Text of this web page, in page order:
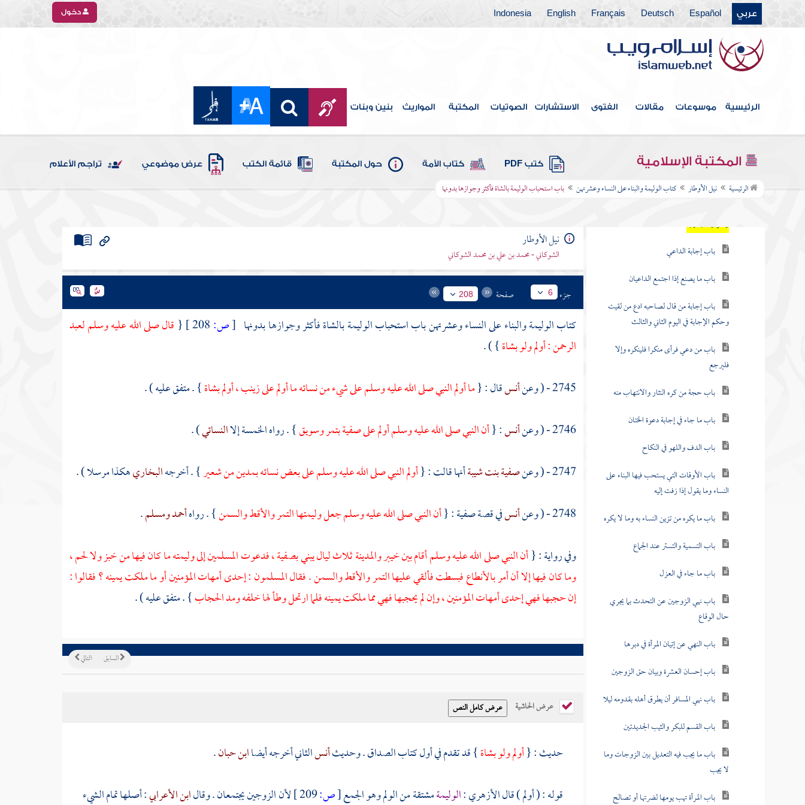
عربي Español
Deutsch
Français
English
Indonesia دخول
الرئيسية موسوعات مقالات الفتوى الاستشارات الصوتيات المكتبة المواريث بنين وبنات
المكتبة الإسلامية كتب PDF كتاب الأمة حول المكتبة قائمة الكتب عرض موضوعي تراجم الأعلام
الرئيسية نيل الأوطار كتاب الوليمة والبناء على النساء وعشرتهن باب استحباب الوليمة بالشاة فأكثر وجوازها بدونها
كتاب الوقف
كتاب الوصايا
كتاب الفرائض
كتاب العتق
كتاب النكاح
كتاب الصداق
كتاب الوليمة والبناء على النساء وعشرتهن
وجوازها بدونها
باب إجابة الداعي
باب ما يصنع إذا اجتمع الداعيان
باب إجابة من قال لصاحبه ادع من لقيت
وحكم الإجابة في اليوم الثاني والثالث
باب من دعي فرأى منكرا فلينكره وإلا
فليرجع
باب حجة من كره النثار والانتهاب منه
باب ما جاء في إجابة دعوة الختان
باب الدف واللهو في النكاح
باب الأوقات التي يستحب فيها البناء على
النساء وما يقول إذا زفت إليه
باب ما يكره من تزين النساء به وما لا يكره
باب التسمية والتستر عند الجماع
باب ما جاء في العزل
باب نهي الزوجين عن التحدث بما يجري
حال الوقاع
باب النهي عن إتيان المرأة في دبرها
باب إحسان العشرة وبيان حق الزوجين
باب نهي المسافر أن يطرق أهله بقدومه ليلا
باب القسم للبكر والثيب الجديدتين
باب ما يجب فيه التعديل بين الزوجات وما
لا يجب
باب المرأة تهب يومها لضرتها أو تصالح
نيل الأوطار
الشوكاني - محمد بن علي بن محمد الشوكاني
جزء 6 صفحة 208
كتاب الوليمة والبناء على النساء وعشرتهن باب استحباب الوليمة بالشاة فأكثر وجوازها بدونها [ص: {قال صلى الله عليه وسلملعبد
الرحمن: أولم ولو بشاة} ) .
2745 - ( وعن
أنسقال : {ما أولم النبي صلى الله عليه وسلم على شيء من نسائه ما أولم علىزينب، أولم بشاة} . متفق عليه ) .
2746 - ( وعن
أنس: {أن النبي صلى الله عليه وسلم أولم علىصفيةبتمر وسويق} . رواه الخمسة إلاالنسائي) .
2747 - ( وعن
صفية بنت شيبةأنها قالت : {أولم النبي صلى الله عليه وسلم على بعض نسائه بمدين من شعير} . أخرجهالبخاريهكذا مرسلا ) .
2748 - ( وعن
أنسفي قصةصفية: {أن النبي صلى الله عليه وسلم جعل وليمتها التمر والأقط والسمن} . رواهأحمدومسلم.
وفي رواية : {أن النبي صلى الله عليه وسلم أقام بينخيبروالمدينةثلاث ليال يبنيبصفية، فدعوت المسلمين إلى وليمته ما كان فيها من خبز ولا لحم ،
وما كان فيها إلا أن أمر بالأنطاع فبسطت فألقي عليها التمر والأقط والسمن . فقال المسلمون : إحدى أمهات المؤمنين أو ما ملكت يمينه ؟ فقالوا :
إن حجبها فهي إحدى أمهات المؤمنين ، وإن لم يحجبها فهي مما ملكت يمينه فلما ارتحل وطأ لها خلفه ومد الحجاب} . متفق عليه ) .
التالي السابق
عرض الحاشية
حديث : {أولم ولو بشاة} قد تقدم في أول كتاب الصداق . وحديثأنسالثاني أخرجه أيضاابن حبان.
قوله : ( أولم ) قالالأزهري:الوليمةمشتقة من الولم وهو الجمع[ص:209 ] لأن الزوجين يجتمعان . وقالابن الأعرابي: أصلها تمام الشيء